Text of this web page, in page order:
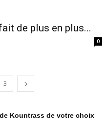
de plus en plus...
0
3
Kountrass de votre choix